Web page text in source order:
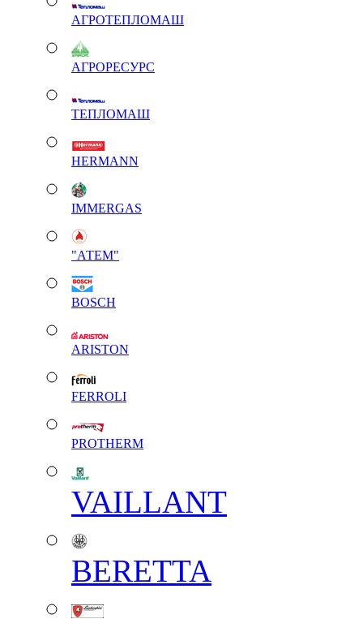
АГРОТЕПЛОМАШ
АГРОРЕСУРС
ТЕПЛОМАШ
HERMANN
IMMERGAS
"АТЕМ"
BOSCH
ARISTON
FERROLI
PROTHERM
VAILLANT
BERETTA